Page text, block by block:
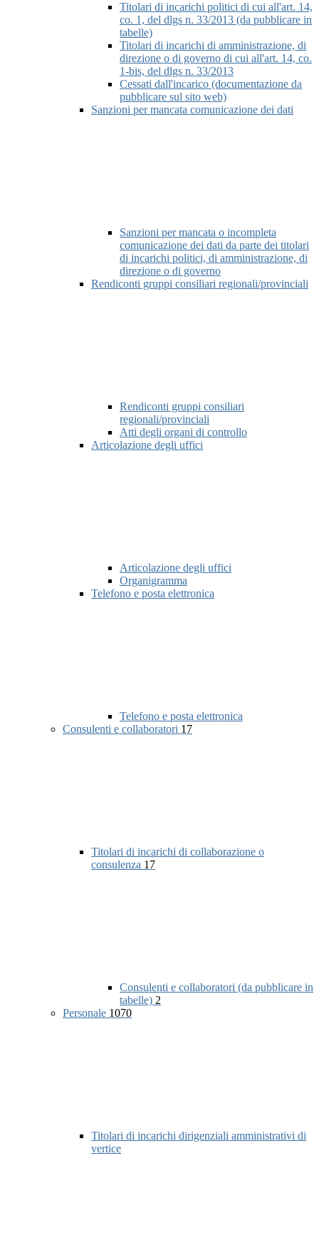
Titolari di incarichi politici di cui all'art. 14,
co. 1, del dlgs n. 33/2013 (da pubblicare in
tabelle)
Titolari di incarichi di amministrazione, di
direzione o di governo di cui all'art. 14, co.
1-bis, del dlgs n. 33/2013
Cessati dall'incarico (documentazione da
pubblicare sul sito web)
Sanzioni per mancata comunicazione dei dati
Sanzioni per mancata o incompleta
comunicazione dei dati da parte dei titolari
di incarichi politici, di amministrazione, di
direzione o di governo
Rendiconti gruppi consiliari regionali/provinciali
Rendiconti gruppi consiliari
regionali/provinciali
Atti degli organi di controllo
Articolazione degli uffici
Articolazione degli uffici
Organigramma
Telefono e posta elettronica
Telefono e posta elettronica
Consulenti e collaboratori 17
Titolari di incarichi di collaborazione o
consulenza 17
Consulenti e collaboratori (da pubblicare in
tabelle) 2
Personale 1070
Titolari di incarichi dirigenziali amministrativi di
vertice